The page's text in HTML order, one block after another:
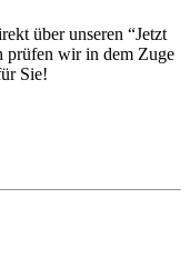
über unseren “Jetzt
prüfen wir in dem Zuge
Sie!